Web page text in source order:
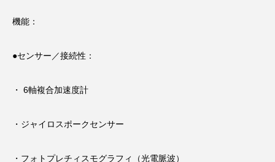
機能：
●センサー／接続性：
・ 6軸複合加速度計
・ジャイロスポークセンサー
・フォトプレチィスモグラフィ（光電脈波）